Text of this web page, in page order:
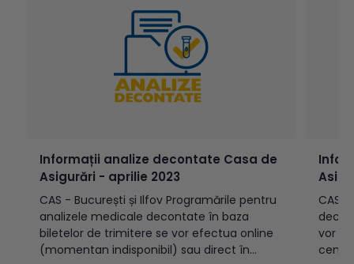
Informații analize decontate Casa de
Asigurări - aprilie 2023
CAS - București și Ilfov Programările pentru
analizele medicale decontate în baza
biletelor de trimitere se vor efectua online
(momentan indisponibil) sau direct în
CAS Programările pentru analizele medicale
vor